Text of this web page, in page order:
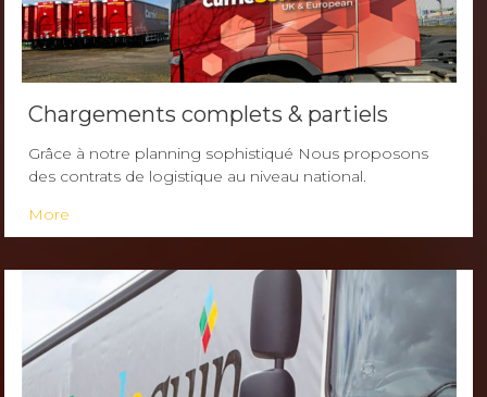
Chargements complets & partiels
Grâce à notre planning sophistiqué Nous proposons
des contrats de logistique au niveau national.
More